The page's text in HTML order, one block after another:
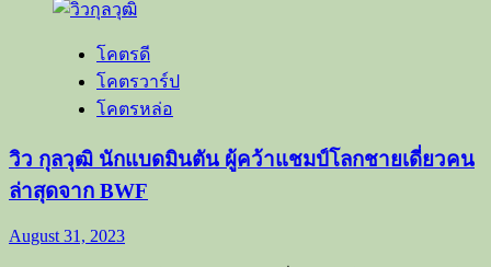
โคตรดี
โคตรวาร์ป
โคตรหล่อ
วิว กุลวุฒิ นักแบดมินตัน ผู้คว้าแชมป์โลกชายเดี่ยวคน
ล่าสุดจาก BWF
August 31, 2023